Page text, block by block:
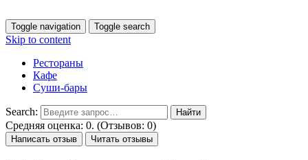
Toggle navigation Toggle search
Skip to content
Рестораны
Кафе
Суши-бары
Search:
Средняя оценка: 0. (Отзывов: 0)
Написать отзыв Читать отзывы